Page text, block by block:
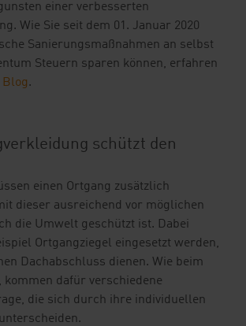
einer verbesserten
Wie Sie seit dem 01. Januar 2020
Sanierungsmaßnahmen an selbst
Steuern sparen können, erfahren
Blog.
schützt den
einen Ortgang zusätzlich
dieser ausreichend vor möglichen
die Umwelt geschützt ist. Dabei
Ortgangziegel eingesetzt werden,
Dachabschluss dienen. Wie beim
kommen dafür verschiedene
die sich durch ihre individuellen